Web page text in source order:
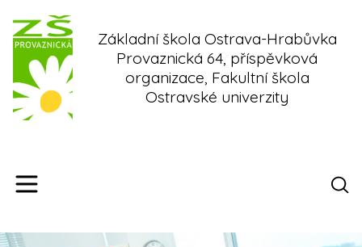
content
Základní škola Ostrava-Hrabůvka
Provaznická 64, příspěvková
organizace, Fakultní škola
Ostravské univerzity